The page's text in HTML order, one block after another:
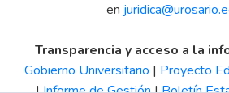
en
Transparencia y acceso a la
Gobierno Universitario | Proyecto